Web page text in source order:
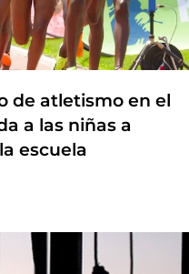
de atletismo en el
a las niñas a
escuela